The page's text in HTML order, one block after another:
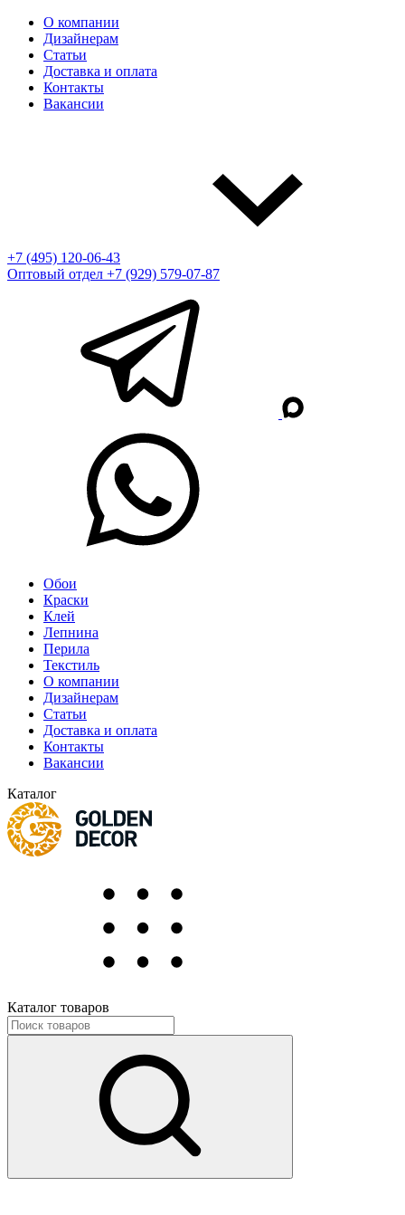
О компании
Дизайнерам
Статьи
Доставка и оплата
Контакты
Вакансии
+7 (495) 120-06-43
Оптовый отдел +7 (929) 579-07-87
Обои
Краски
Клей
Лепнина
Перила
Текстиль
О компании
Дизайнерам
Статьи
Доставка и оплата
Контакты
Вакансии
Каталог
Каталог товаров